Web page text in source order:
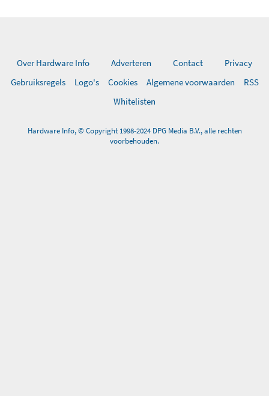
Over Hardware Info Adverteren Contact
Privacy
Gebruiksregels
Logo's Cookies Algemene voorwaarden
RSS
Whitelisten
Hardware Info, © Copyright 1998-2024 DPG Media B.V., alle rechten
voorbehouden.